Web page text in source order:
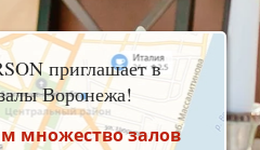
приглашает в
Воронежа!
множество залов